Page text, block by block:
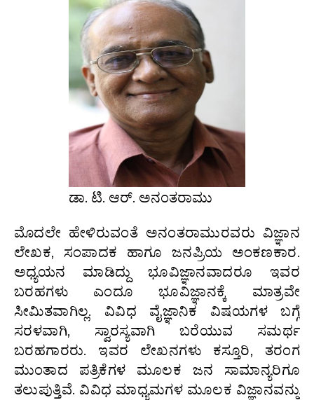
ಡಾ. ಟಿ. ಆರ್. ಅನಂತರಾಮು
ಮೊದಲೇ ಹೇಳಿರುವಂತೆ ಅನಂತರಾಮುರವರು ವಿಜ್ಞಾನ
ಲೇಖಕ, ಸಂಪಾದಕ ಹಾಗೂ ಜನಪ್ರಿಯ ಅಂಕಣಕಾರ.
ಅಧ್ಯಯನ ಮಾಡಿದ್ದು ಭೂವಿಜ್ಞಾನವಾದರೂ ಇವರ
ಬರಹಗಳು ಎಂದೂ ಭೂವಿಜ್ಞಾನಕ್ಕೆ ಮಾತ್ರವೇ
ಸೀಮಿತವಾಗಿಲ್ಲ. ವಿವಿಧ ವೈಜ್ಞಾನಿಕ ವಿಷಯಗಳ ಬಗ್ಗೆ
ಸರಳವಾಗಿ, ಸ್ವಾರಸ್ಯವಾಗಿ ಬರೆಯುವ ಸಮರ್ಥ
ಬರಹಗಾರರು. ಇವರ ಲೇಖನಗಳು ಕಸ್ತೂರಿ, ತರಂಗ
ಮುಂತಾದ ಪತ್ರಿಕೆಗಳ ಮೂಲಕ ಜನ ಸಾಮಾನ್ಯರಿಗೂ
ತಲುಪುತ್ತಿವೆ. ವಿವಿಧ ಮಾಧ್ಯಮಗಳ ಮೂಲಕ ವಿಜ್ಞಾನವನ್ನು